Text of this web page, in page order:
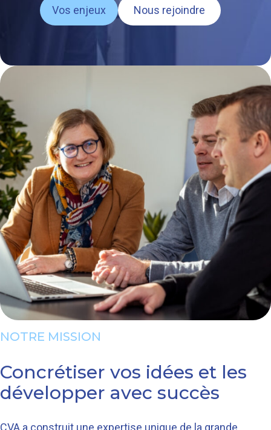
Vos enjeux Nous rejoindre
NOTRE MISSION
Concrétiser vos idées et les
développer avec succès
CVA a construit une expertise unique de la grande